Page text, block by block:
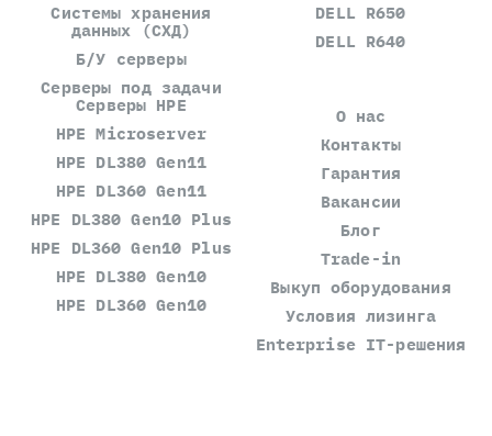
Системы хранения
данных (СХД)
Б/У серверы
Серверы под задачи
DELL R650
DELL R640
Серверы HPE
HPE Microserver
HPE DL380 Gen11
HPE DL360 Gen11
HPE DL380 Gen10 Plus
HPE DL360 Gen10 Plus
HPE DL380 Gen10
HPE DL360 Gen10
О нас
Контакты
Гарантия
Вакансии
Блог
Trade-in
Выкуп оборудования
Условия лизинга
Enterprise IT-решения